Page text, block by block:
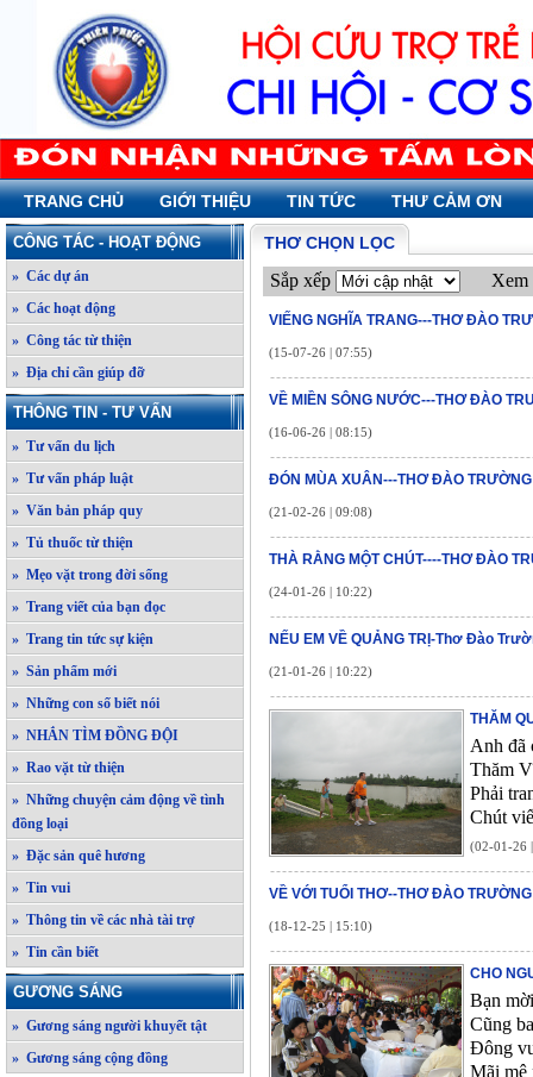
TRANG CHỦ GIỚI THIỆU TIN TỨC THƯ CẢM ƠN
CÔNG TÁC - HOẠT ĐỘNG
» Các dự án
» Các hoạt động
» Công tác từ thiện
» Địa chỉ cần giúp đỡ
THÔNG TIN - TƯ VẤN
» Tư vấn du lịch
» Tư vấn pháp luật
» Văn bản pháp quy
» Tủ thuốc từ thiện
» Mẹo vặt trong đời sống
» Trang viết của bạn đọc
» Trang tin tức sự kiện
» Sản phẩm mới
» Những con số biết nói
» NHẮN TÌM ĐỒNG ĐỘI
» Rao vặt từ thiện
» Những chuyện cảm động về tình
đồng loại
» Đặc sản quê hương
» Tin vui
» Thông tin về các nhà tài trợ
» Tin cần biết
GƯƠNG SÁNG
» Gương sáng người khuyết tật
» Gương sáng cộng đồng
THƠ CHỌN LỌC
Sắp xếp Xem
VIẾNG NGHĨA TRANG---THƠ ĐÀO
(15-07-26 | 07:55)
VỀ MIỀN SÔNG NƯỚC---THƠ ĐÀO
(16-06-26 | 08:15)
ĐÓN MÙA XUÂN---THƠ ĐÀO
(21-02-26 | 09:08)
THÀ RẰNG MỘT CHÚT----THƠ ĐÀO
(24-01-26 | 10:22)
NẾU EM VỀ QUẢNG TRỊ-Thơ Đào
(21-01-26 | 10:22)
THĂM
Anh đã
Thăm
Phải
Chút
(02-01-26
VỀ VỚI TUỔI THƠ--THƠ ĐÀO
(18-12-25 | 15:10)
CHO
Bạn
Cũng
Đông
Mãi mê